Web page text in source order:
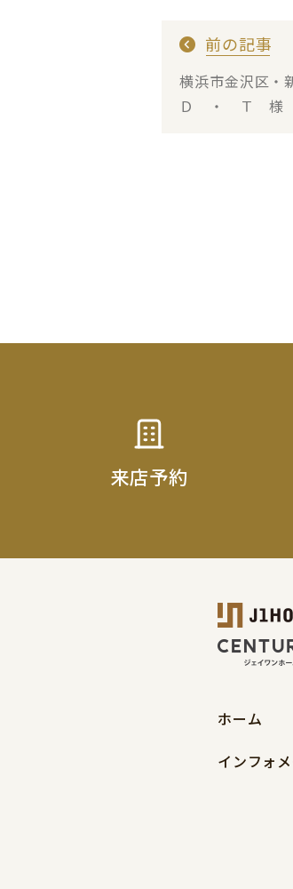
前の記事
横浜市金沢区・
Ｄ ・ Ｔ 様
来店予約
ホーム
インフォ